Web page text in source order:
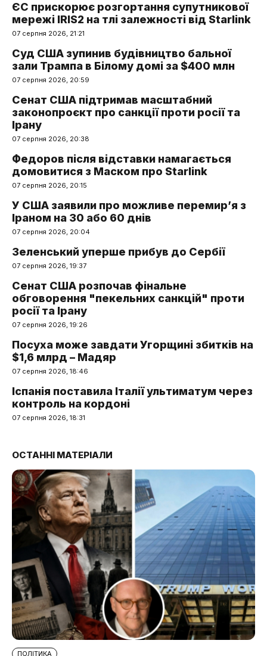
ЄС прискорює розгортання супутникової
мережі IRIS2 на тлі залежності від Starlink
07 серпня 2026, 21:21
Суд США зупинив будівництво бальної
зали Трампа в Білому домі за $400 млн
07 серпня 2026, 20:59
Сенат США підтримав масштабний
законопроєкт про санкції проти росії та
Ірану
07 серпня 2026, 20:38
Федоров після відставки намагається
домовитися з Маском про Starlink
07 серпня 2026, 20:15
У США заявили про можливе перемир’я з
Іраном на 30 або 60 днів
07 серпня 2026, 20:04
Зеленський уперше прибув до Сербії
07 серпня 2026, 19:37
Сенат США розпочав фінальне
обговорення "пекельних санкцій" проти
росії та Ірану
07 серпня 2026, 19:26
Посуха може завдати Угорщині збитків на
$1,6 млрд – Мадяр
07 серпня 2026, 18:46
Іспанія поставила Італії ультиматум через
контроль на кордоні
07 серпня 2026, 18:31
ОСТАННІ МАТЕРІАЛИ
ПОЛІТИКА